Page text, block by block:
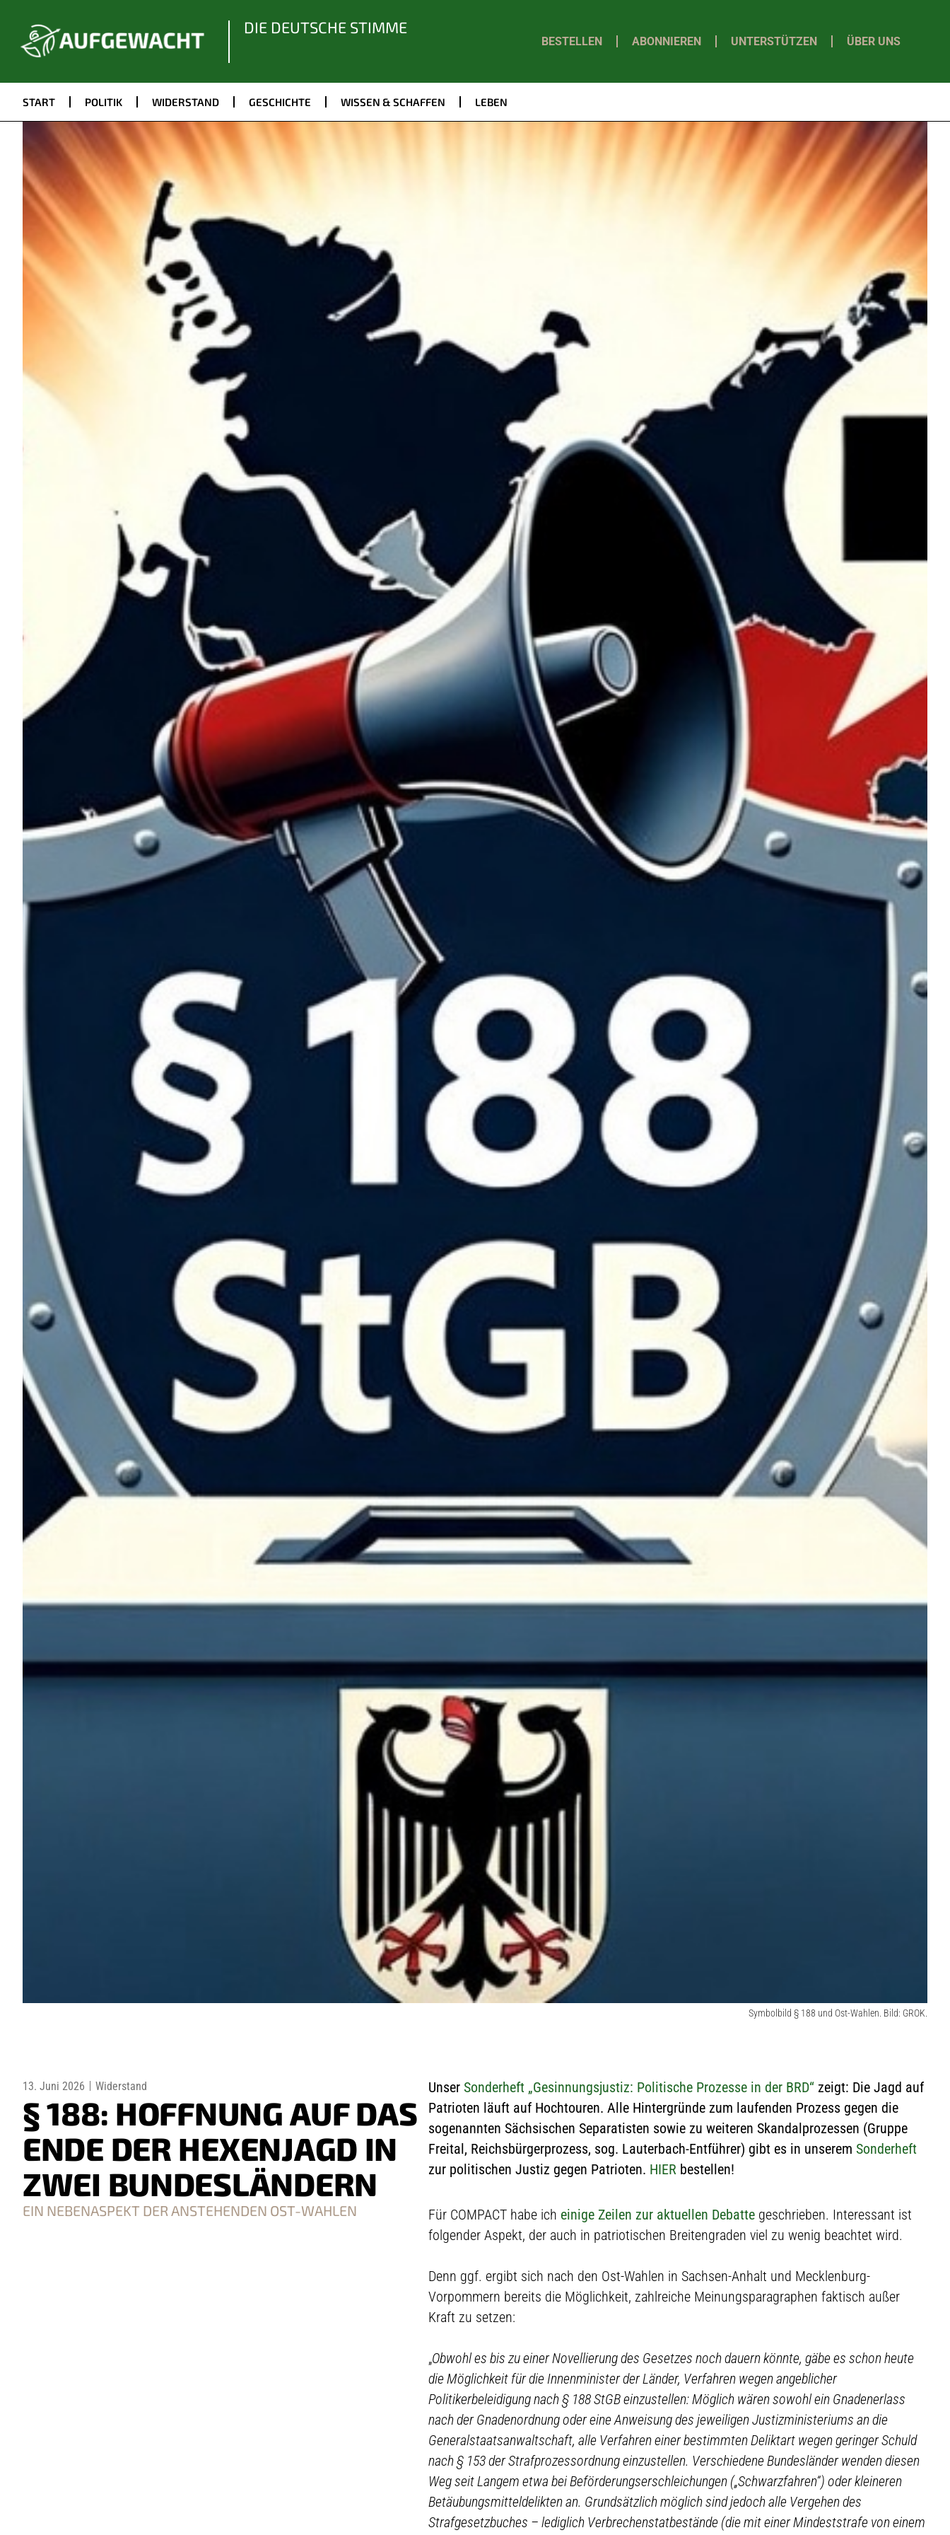
DIE DEUTSCHE STIMME
BESTELLEN ABONNIEREN UNTERSTÜTZEN ÜBER UNS
START POLITIK WIDERSTAND GESCHICHTE WISSEN & SCHAFFEN LEBEN
Symbolbild § 188 und Ost-Wahlen. Bild: GROK.
13. Juni 2026 Widerstand
§ 188: HOFFNUNG AUF DAS
ENDE DER HEXENJAGD IN
ZWEI BUNDESLÄNDERN
EIN NEBENASPEKT DER ANSTEHENDEN OST-WAHLEN
Unser Sonderheft „Gesinnungsjustiz: Politische Prozesse in der BRD“ zeigt: Die Jagd auf
Patrioten läuft auf Hochtouren. Alle Hintergründe zum laufenden Prozess gegen die
sogenannten Sächsischen Separatisten sowie zu weiteren Skandalprozessen (Gruppe
Freital, Reichsbürgerprozess, sog. Lauterbach-Entführer) gibt es in unserem Sonderheft
zur politischen Justiz gegen Patrioten. HIER bestellen!
Für COMPACT habe ich einige Zeilen zur aktuellen Debatte geschrieben. Interessant ist
folgender Aspekt, der auch in patriotischen Breitengraden viel zu wenig beachtet wird.
Denn ggf. ergibt sich nach den Ost-Wahlen in Sachsen-Anhalt und Mecklenburg-
Vorpommern bereits die Möglichkeit, zahlreiche Meinungsparagraphen faktisch außer
Kraft zu setzen:
„Obwohl es bis zu einer Novellierung des Gesetzes noch dauern könnte, gäbe es schon heute
die Möglichkeit für die Innenminister der Länder, Verfahren wegen angeblicher
Politikerbeleidigung nach § 188 StGB einzustellen: Möglich wären sowohl ein Gnadenerlass
nach der Gnadenordnung oder eine Anweisung des jeweiligen Justizministeriums an die
Generalstaatsanwaltschaft, alle Verfahren einer bestimmten Deliktart wegen geringer Schuld
nach § 153 der Strafprozessordnung einzustellen. Verschiedene Bundesländer wenden diesen
Weg seit Langem etwa bei Beförderungserschleichungen („Schwarzfahren“) oder kleineren
Betäubungsmitteldelikten an. Grundsätzlich möglich sind jedoch alle Vergehen des
Strafgesetzbuches – lediglich Verbrechenstatbestände (die mit einer Mindeststrafe von einem